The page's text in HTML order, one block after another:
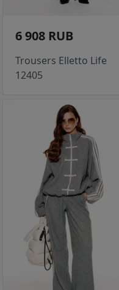
6 908 RUB
Trousers Elletto Life
12405